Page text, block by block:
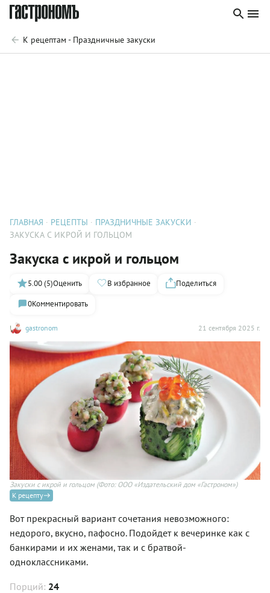
К рецептам - Праздничные закуски
ГЛАВНАЯ РЕЦЕПТЫ
ПРАЗДНИЧНЫЕ ЗАКУСКИ
ЗАКУСКА С ИКРОЙ И ГОЛЬЦОМ
Закуска с икрой и гольцом
gastronom 21 сентября 2025 г.
5.00 (5)Оценить В избранное
Поделиться
0Комментировать
Закуски с икрой и гольцом (Фото: ООО «Издательский дом «Гастроном»)
К рецепту
Вот прекрасный вариант сочетания невозможного:
недорого, вкусно, пафосно. Подойдет к вечеринке как с
банкирами и их женами, так и с братвой-
одноклассниками.
Порций: 24